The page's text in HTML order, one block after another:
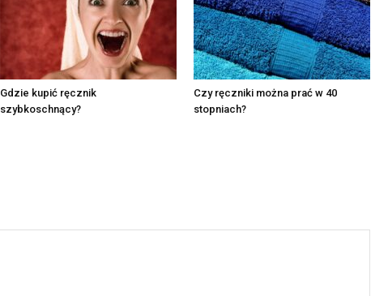
Gdzie kupić ręcznik
szybkoschnący?
Czy ręczniki można prać w 40
stopniach?